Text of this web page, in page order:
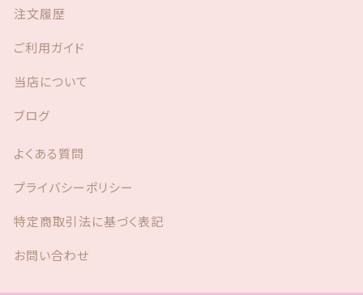
注文履歴
ご利用ガイド
当店について
ブログ
よくある質問
プライバシーポリシー
特定商取引法に基づく表記
お問い合わせ